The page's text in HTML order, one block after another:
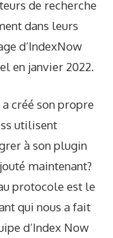
de recherche
dans leurs
d’IndexNow
en janvier 2022.
créé son propre
utilisent
à son plugin
maintenant?
protocole est le
qui nous a fait
d’Index Now